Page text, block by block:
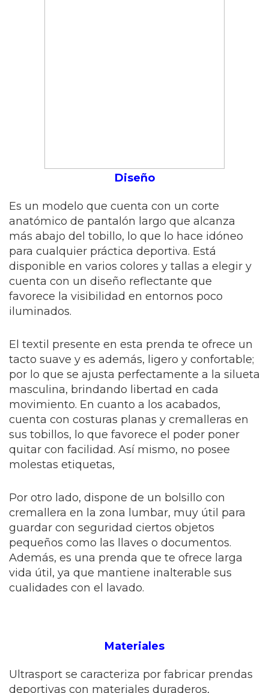
Diseño
Es un modelo que cuenta con un corte
anatómico de pantalón largo que alcanza
más abajo del tobillo, lo que lo hace idóneo
para cualquier práctica deportiva. Está
disponible en varios colores y tallas a elegir y
cuenta con un diseño reflectante que
favorece la visibilidad en entornos poco
iluminados.
El textil presente en esta prenda te ofrece un
tacto suave y es además, ligero y confortable;
por lo que se ajusta perfectamente a la silueta
masculina, brindando libertad en cada
movimiento. En cuanto a los acabados,
cuenta con costuras planas y cremalleras en
sus tobillos, lo que favorece el poder poner
quitar con facilidad. Así mismo, no posee
molestas etiquetas,
Por otro lado, dispone de un bolsillo con
cremallera en la zona lumbar, muy útil para
guardar con seguridad ciertos objetos
pequeños como las llaves o documentos.
Además, es una prenda que te ofrece larga
vida útil, ya que mantiene inalterable sus
cualidades con el lavado.
Materiales
Ultrasport se caracteriza por fabricar prendas
deportivas con materiales duraderos,